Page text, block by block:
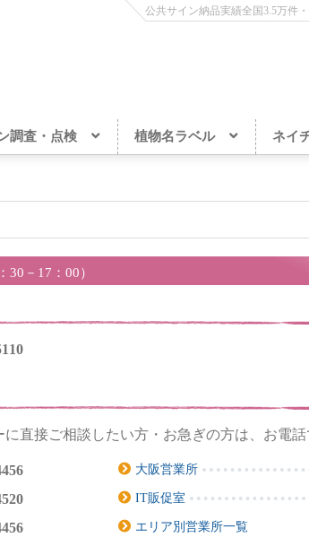
公共サイン納品実績全国3.5万件
調査・点検 植物名ラベル ネイ
－17：00）
直接ご相談したい方・お急ぎの方は、お電話
大阪営業所
IT販促室
エリア別営業所一覧